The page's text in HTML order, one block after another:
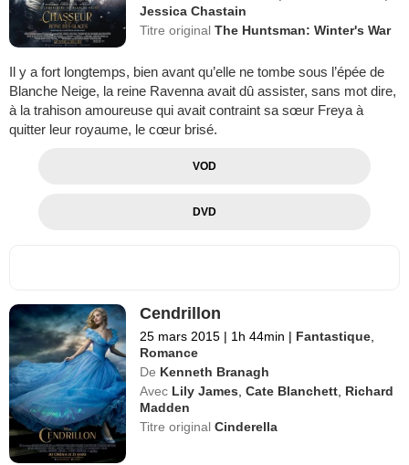
Jessica Chastain
Titre originalThe Huntsman: Winter's War
Il y a fort longtemps, bien avant qu’elle ne tombe sous l’épée de
Blanche Neige, la reine Ravenna avait dû assister, sans mot dire,
à la trahison amoureuse qui avait contraint sa sœur Freya à
quitter leur royaume, le cœur brisé.
VOD
DVD
Cendrillon
25 mars 2015 | 1h 44min | Fantastique
Romance
De Kenneth Branagh
Avec Lily James ,Cate Blanchett Richard
Madden
Titre originalCinderella